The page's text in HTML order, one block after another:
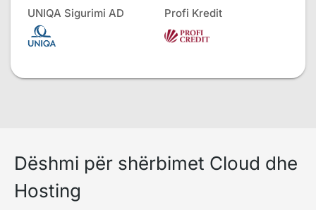
UNIQA Sigurimi AD Profi Kredit
Dëshmi për shërbimet Cloud dhe
Hosting